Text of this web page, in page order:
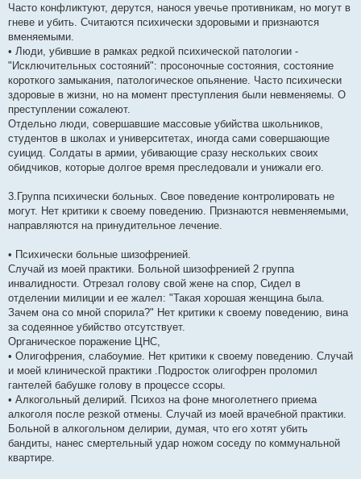
Часто конфликтуют, дерутся, нанося увечье противникам, но могут в
гневе и убить. Считаются психически здоровыми и признаются
вменяемыми.
• Люди, убившие в рамках редкой психической патологии -
"Исключительных состояний": просоночные состояния, состояние
короткого замыкания, патологическое опьянение. Часто психически
здоровые в жизни, но на момент преступления были невменяемы. О
преступлении сожалеют.
Отдельно люди, совершавшие массовые убийства школьников,
студентов в школах и университетах, иногда сами совершающие
суицид. Солдаты в армии, убивающие сразу нескольких своих
обидчиков, которые долгое время преследовали и унижали его.
3.Группа психически больных. Свое поведение контролировать не
могут. Нет критики к своему поведению. Признаются невменяемыми,
направляются на принудительное лечение.
• Психически больные шизофренией.
Случай из моей практики. Больной шизофренией 2 группа
инвалидности. Отрезал голову свой жене на спор, Сидел в
отделении милиции и ее жалел: "Такая хорошая женщина была.
Зачем она со мной спорила?" Нет критики к своему поведению, вина
за содеянное убийство отсутствует.
Органическое поражение ЦНС,
• Олигофрения, слабоумие. Нет критики к своему поведению. Случай
и моей клинической практики .Подросток олигофрен проломил
гантелей бабушке голову в процессе ссоры.
• Алкогольный делирий. Психоз на фоне многолетнего приема
алкоголя после резкой отмены. Случай из моей врачебной практики.
Больной в алкогольном делирии, думая, что его хотят убить
бандиты, нанес смертельный удар ножом соседу по коммунальной
квартире.